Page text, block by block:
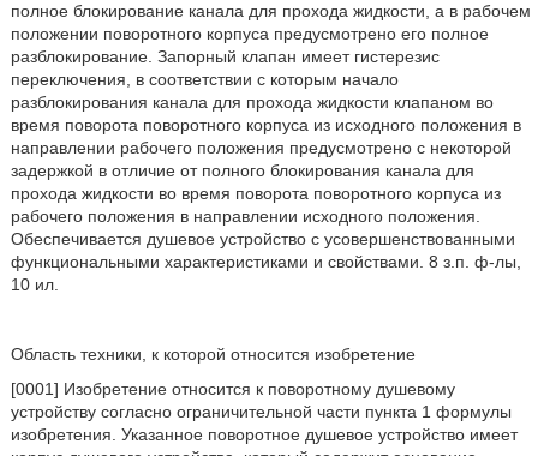
полное блокирование канала для прохода жидкости, а в рабочем
положении поворотного корпуса предусмотрено его полное
разблокирование. Запорный клапан имеет гистерезис
переключения, в соответствии с которым начало
разблокирования канала для прохода жидкости клапаном во
время поворота поворотного корпуса из исходного положения в
направлении рабочего положения предусмотрено с некоторой
задержкой в отличие от полного блокирования канала для
прохода жидкости во время поворота поворотного корпуса из
рабочего положения в направлении исходного положения.
Обеспечивается душевое устройство с усовершенствованными
функциональными характеристиками и свойствами. 8 з.п. ф-лы,
10 ил.
Область техники, к которой относится изобретение
[0001] Изобретение относится к поворотному душевому
устройству согласно ограничительной части пункта 1 формулы
изобретения. Указанное поворотное душевое устройство имеет